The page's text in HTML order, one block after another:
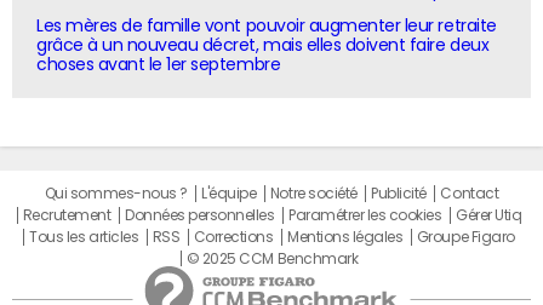
Les mères de famille vont pouvoir augmenter leur retraite
grâce à un nouveau décret, mais elles doivent faire deux
choses avant le 1er septembre
Qui sommes-nous ? L'équipe Notre société Publicité
Contact
Recrutement
Données personnelles Paramétrer les cookies
Gérer Utiq
Tous les articles
RSS Corrections Mentions légales
Groupe Figaro
© 2025 CCM Benchmark